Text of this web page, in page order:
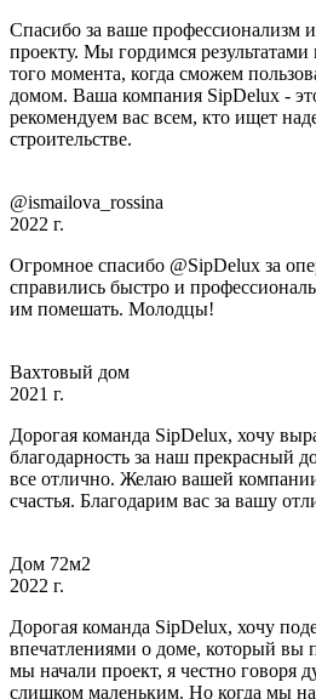
Спасибо за ваше профессионализм
проекту. Мы гордимся
того момента, когда сможем
домом. Ваша компания SipDelux -
рекомендуем вас всем, кто ищет
строительстве.
@ismailova_rossina
2022 г.
Огромное спасибо @SipDelux за
справились быстро и
им помешать. Молодцы!
Вахтовый дом
2021 г.
Дорогая команда SipDelux, хочу
благодарность за наш прекрасный
все отлично. Желаю вашей
счастья. Благодарим вас за вашу
Дом 72м2
2022 г.
Дорогая команда SipDelux, хочу
впечатлениями о доме, который вы
мы начали проект, я честно говоря
слишком маленьким. Но когда мы